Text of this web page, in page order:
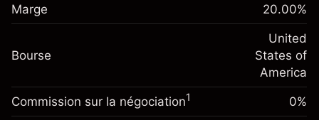
Frais sur la valeur totale de la
%
(-$1.08)
Taille de la position avec effet de levier
Valeur nominale avec effet de levier
$1,000.00
overnight
position
-0.000682
%
(-$0.03)
Taille de la position avec effet de levier
Marge 20.00%
Bourse
United
States of
America
Commission sur la négociation1 0%